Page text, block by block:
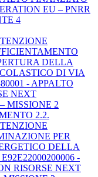
EU – PNRR
4
DELLA
DI VIA
- APPALTO
NEXT
MISSIONE 2
2.2.
PER
DELLA
-
RISORSE NEXT